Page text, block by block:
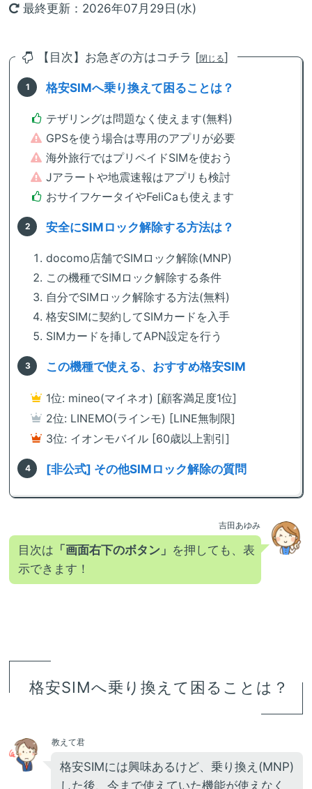
最終更新：2026年07月29日(水)
【目次】お急ぎの方はコチラ [閉じる]
格安SIMへ乗り換えて困ることは？
テザリングは問題なく使えます(無料)
GPSを使う場合は専用のアプリが必要
海外旅行ではプリペイドSIMを使おう
Jアラートや地震速報はアプリも検討
おサイフケータイやFeliCaも使えます
安全にSIMロック解除する方法は？
docomo店舗でSIMロック解除(MNP)
この機種でSIMロック解除する条件
自分でSIMロック解除する方法(無料)
格安SIMに契約してSIMカードを入手
SIMカードを挿してAPN設定を行う
この機種で使える、おすすめ格安SIM
1位: mineo(マイネオ) [顧客満足度1位]
2位: LINEMO(ラインモ) [LINE無制限]
3位: イオンモバイル [60歳以上割引]
[非公式] その他SIMロック解除の質問
吉田あゆみ
目次は 「画面右下のボタン」 を押しても、表
示できます！
格安SIMへ乗り換えて困ることは？
教えて君
格安SIMには興味あるけど、乗り換え(MNP)
した後、今まで使えていた機能が使えなく